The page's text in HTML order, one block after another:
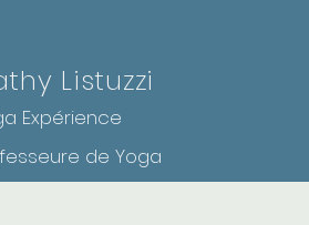
Listuzzi
de Yoga
Expérience